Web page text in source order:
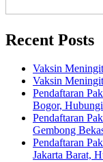
Recent Posts
Vaksin
Vaksin
Pendaftaran
Bogor,
Pendaftaran
Gembong
Pendaftaran
Jakarta Barat,